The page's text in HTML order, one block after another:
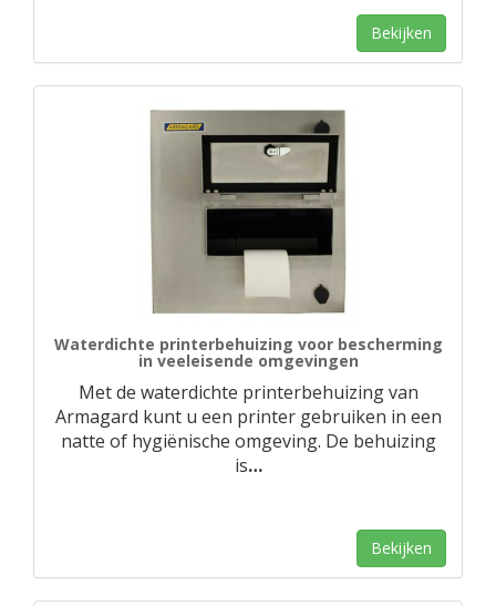
Bekijken
Waterdichte printerbehuizing voor bescherming
in veeleisende omgevingen
Met de waterdichte printerbehuizing van
Armagard kunt u een printer gebruiken in een
natte of hygiënische omgeving. De behuizing
is…
Bekijken